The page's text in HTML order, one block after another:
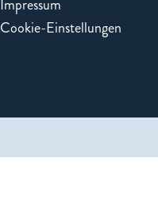
Impressum
Cookie-Einstellungen